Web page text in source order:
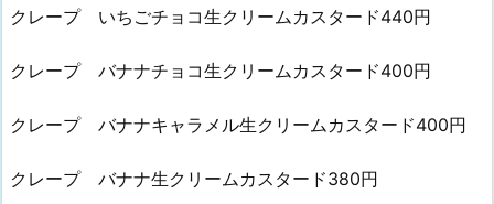
クレープ いちごチョコ生クリームカスタード440円
クレープ バナナチョコ生クリームカスタード400円
クレープ バナナキャラメル生クリームカスタード400円
クレープ バナナ生クリームカスタード380円